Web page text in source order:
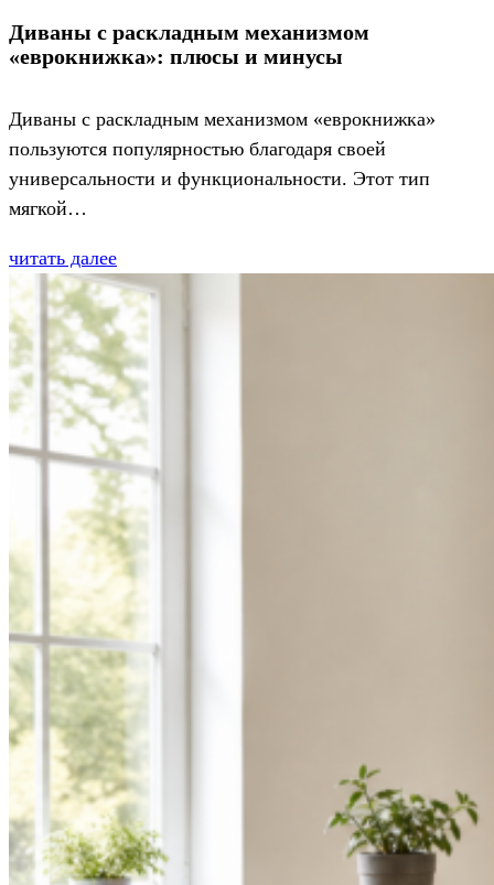
Диваны с раскладным механизмом
«еврокнижка»: плюсы и минусы
Диваны с раскладным механизмом «еврокнижка»
пользуются популярностью благодаря своей
универсальности и функциональности. Этот тип
мягкой…
читать далее